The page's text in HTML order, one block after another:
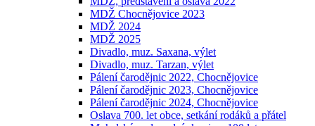
MDŽ Chocnějovice 2023
MDŽ 2024
MDŽ 2025
Divadlo, muz. Saxana, výlet
Divadlo, muz. Tarzan, výlet
Pálení čarodějnic 2022, Chocnějovice
Pálení čarodějnic 2023, Chocnějovice
Pálení čarodějnic 2024, Chocnějovice
Oslava 700. let obce, setkání rodáků a přátel